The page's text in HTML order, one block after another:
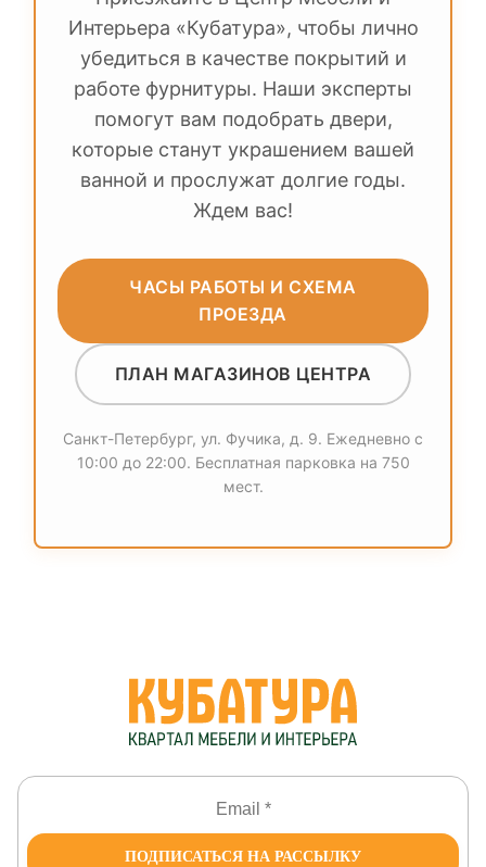
Интерьера «Кубатура», чтобы лично
убедиться в качестве покрытий и
работе фурнитуры. Наши эксперты
помогут вам подобрать двери,
которые станут украшением вашей
ванной и прослужат долгие годы.
Ждем вас!
ЧАСЫ РАБОТЫ И СХЕМА
ПРОЕЗДА
ПЛАН МАГАЗИНОВ ЦЕНТРА
Санкт-Петербург, ул. Фучика, д. 9. Ежедневно с
10:00 до 22:00. Бесплатная парковка на 750
мест.
ПОДПИСАТЬСЯ НА РАССЫЛКУ